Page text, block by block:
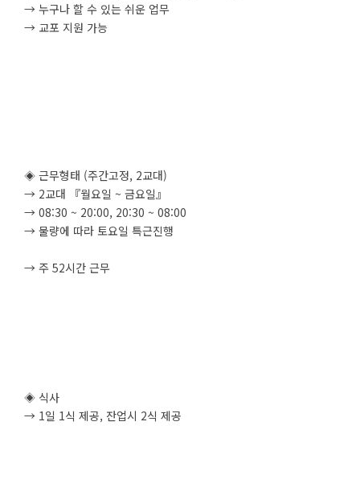
→ 누구나 할 수 있는 쉬운 업무
→ 교포 지원 가능
◈ 근무형태 (주간고정, 2교대)
→ 2교대 『월요일 ~ 금요일』
→ 08:30 ~ 20:00, 20:30 ~ 08:00
→ 물량에 따라 토요일 특근진행
→ 주 52시간 근무
◈ 식사
→ 1일 1식 제공, 잔업시 2식 제공